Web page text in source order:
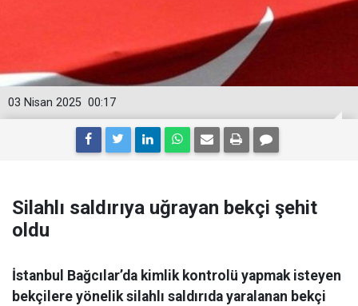
00:17
03 Nisan 2025
Silahlı saldırıya uğrayan bekçi şehit
oldu
İstanbul Bağcılar’da kimlik kontrolü yapmak isteyen
bekçilere yönelik silahlı saldırıda yaralanan bekçi